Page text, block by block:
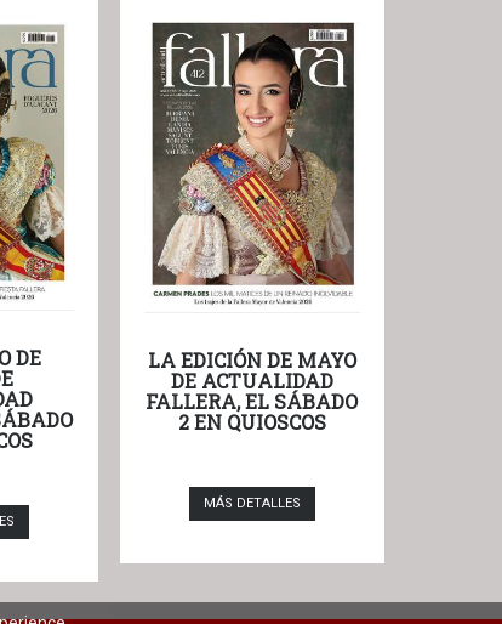
DE
LA EDICIÓN DE MAYO
DE ACTUALIDAD
FALLERA, EL SÁBADO
2 EN QUIOSCOS
MÁS DETALLES